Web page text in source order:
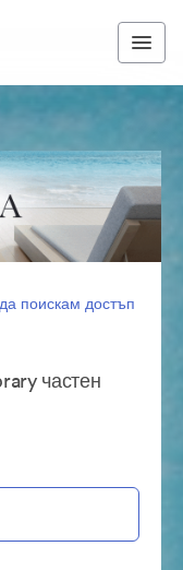
поискам достъп
частен